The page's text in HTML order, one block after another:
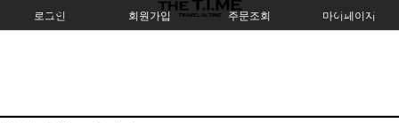
로그인 회원가입 주문조회 마이페이지